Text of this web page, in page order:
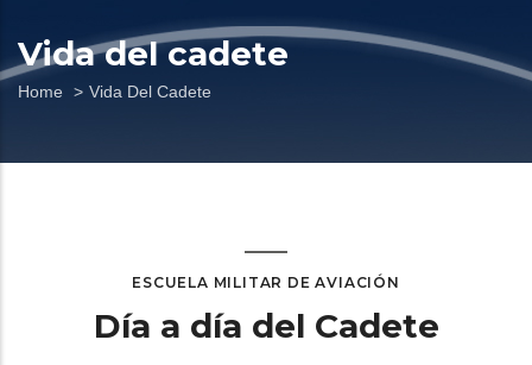
Vida del cadete
Breadcrumb
Home Vida Del Cadete
ESCUELA MILITAR DE AVIACIÓN
Día a día del Cadete